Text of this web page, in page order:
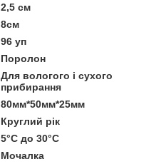
2,5 см
8см
96 уп
Поролон
Для вологого і сухого
прибирання
80мм*50мм*25мм
Круглий рік
5°С до 30°С
Мочалка